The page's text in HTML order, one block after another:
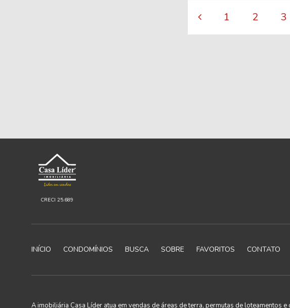
1 2 3
CRECI 25.689
INÍCIO CONDOMÍNIOS BUSCA SOBRE FAVORITOS CONTATO
A imobiliária Casa Líder atua em vendas de áreas de terra, permutas de